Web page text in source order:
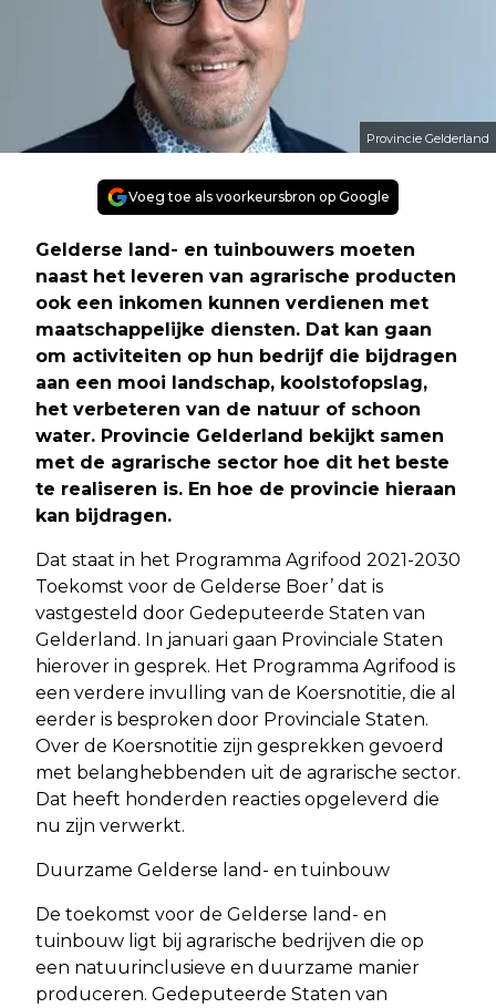
Provincie Gelderland
Voeg toe als voorkeursbron op Google
Gelderse land- en tuinbouwers moeten
naast het leveren van agrarische producten
ook een inkomen kunnen verdienen met
maatschappelijke diensten. Dat kan gaan
om activiteiten op hun bedrijf die bijdragen
aan een mooi landschap, koolstofopslag,
het verbeteren van de natuur of schoon
water. Provincie Gelderland bekijkt samen
met de agrarische sector hoe dit het beste
te realiseren is. En hoe de provincie hieraan
kan bijdragen.
Dat staat in het Programma Agrifood 2021-2030
Toekomst voor de Gelderse Boer’ dat is
vastgesteld door Gedeputeerde Staten van
Gelderland. In januari gaan Provinciale Staten
hierover in gesprek. Het Programma Agrifood is
een verdere invulling van de Koersnotitie, die al
eerder is besproken door Provinciale Staten.
Over de Koersnotitie zijn gesprekken gevoerd
met belanghebbenden uit de agrarische sector.
Dat heeft honderden reacties opgeleverd die
nu zijn verwerkt.
Duurzame Gelderse land- en tuinbouw
De toekomst voor de Gelderse land- en
tuinbouw ligt bij agrarische bedrijven die op
een natuurinclusieve en duurzame manier
produceren. Gedeputeerde Staten van